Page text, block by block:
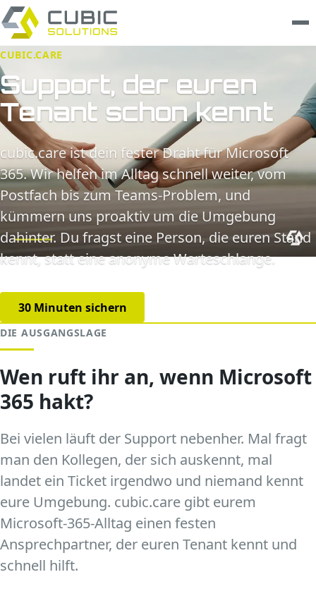
Leistungen
clarios
Wissen
Unternehmen
Trust Center
Kontakt
CUBIC.CARE
Support, der euren
Tenant schon kennt
cubic.care ist dein fester Draht für Microsoft
365. Wir helfen im Alltag schnell weiter, vom
Postfach bis zum Teams-Problem, und
kümmern uns proaktiv um die Umgebung
dahinter. Du fragst eine Person, die euren Stand
kennt, statt eine anonyme Warteschlange.
30 Minuten sichern
DIE AUSGANGSLAGE
Wen ruft ihr an, wenn Microsoft
365 hakt?
Bei vielen läuft der Support nebenher. Mal fragt
man den Kollegen, der sich auskennt, mal
landet ein Ticket irgendwo und niemand kennt
eure Umgebung. cubic.care gibt eurem
Microsoft-365-Alltag einen festen
Ansprechpartner, der euren Tenant kennt und
schnell hilft.